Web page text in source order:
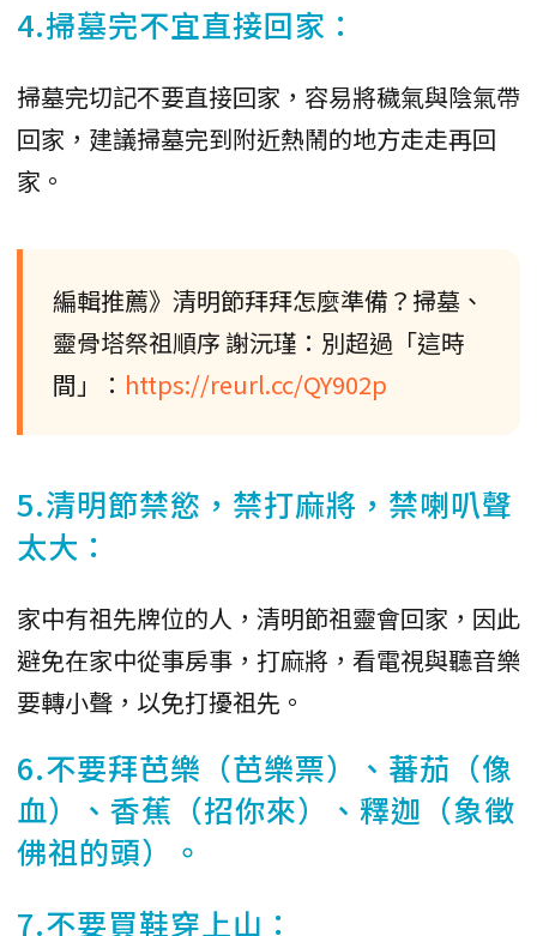
4.掃墓完不宜直接回家：
掃墓完切記不要直接回家，容易將穢氣與陰氣帶
回家，建議掃墓完到附近熱鬧的地方走走再回
家。
編輯推薦》清明節拜拜怎麼準備？掃墓、
靈骨塔祭祖順序 謝沅瑾：別超過「這時
間」： https://reurl.cc/QY902p
5.清明節禁慾，禁打麻將，禁喇叭聲
太大：
家中有祖先牌位的人，清明節祖靈會回家，因此
避免在家中從事房事，打麻將，看電視與聽音樂
要轉小聲，以免打擾祖先。
6.不要拜芭樂（芭樂票）、蕃茄（像
血）、香蕉（招你來）、釋迦（象徵
佛祖的頭）。
7.不要買鞋穿上山：